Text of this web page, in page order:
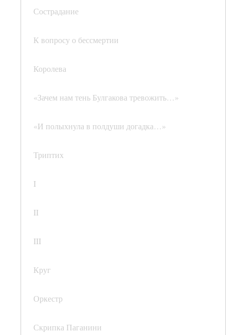
Сострадание
К вопросу о бессмертии
Королева
«Зачем нам тень Булгакова тревожить…»
«И полыхнула в полдуши догадка…»
Триптих
I
II
III
Круг
Оркестр
Скрипка Паганини